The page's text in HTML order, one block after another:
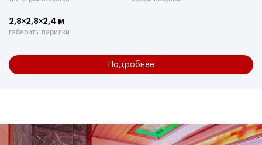
2,8×2,8×2,4 м
габариты парилки
Подробнее